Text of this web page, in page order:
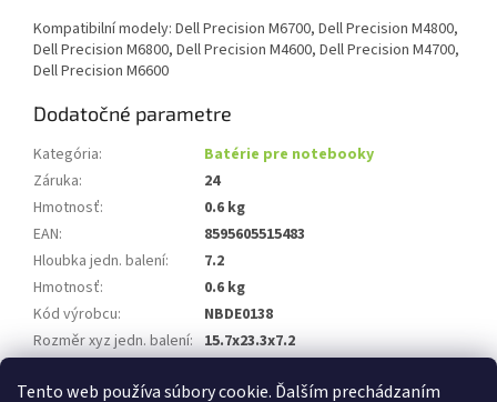
Tento web používa súbory cookie. Ďalším prechádzaním
Kompatibilní modely: Dell Precision M6700, Dell Precision M4800,
Dell Precision M6800, Dell Precision M4600, Dell Precision M4700,
Dell Precision M6600
Dodatočné parametre
Kategória:
Batérie pre notebooky
Záruka:
24
Hmotnosť:
0.6 kg
EAN:
8595605515483
Hloubka jedn. balení:
7.2
Hmotnosť:
0.6 kg
Kód výrobcu:
NBDE0138
Rozměr xyz jedn. balení: 15.7x23.3x7.2
Položka bola vypredaná…